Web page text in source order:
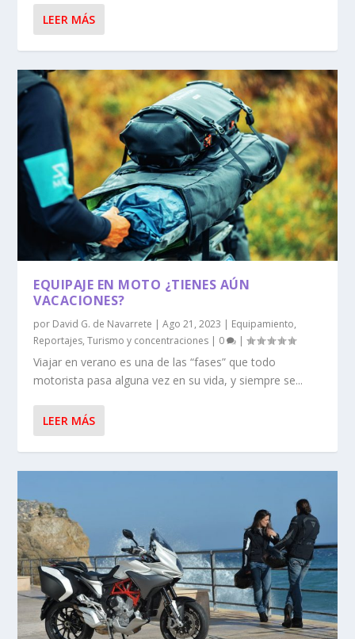
LEER MÁS
EQUIPAJE EN MOTO ¿TIENES AÚN
VACACIONES?
por David G. de Navarrete |Ago 21, 2023 | Equipamiento,
Reportajes,Turismo y concentraciones | 0 |
Viajar en verano es una de las “fases” que todo
motorista pasa alguna vez en su vida, y siempre se...
LEER MÁS